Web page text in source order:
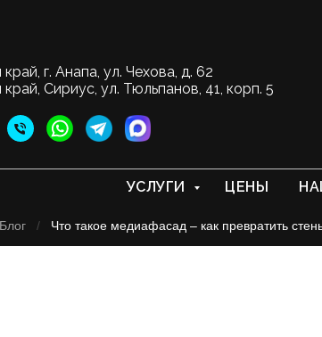
г. Анапа, ул. Чехова, д. 62
Сириус, ул. Тюльпанов, 41, корп. 5
УСЛУГИ ЦЕНЫ
Блог / Что такое медиафасад – как превратить